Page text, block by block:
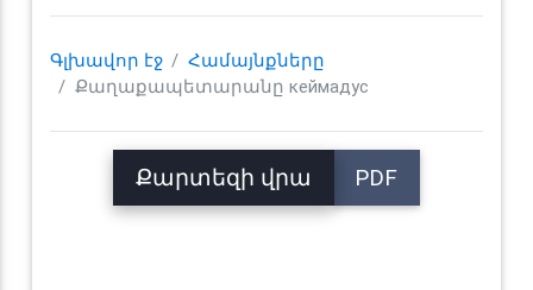
Գլխավոր էջ
Համայնքները
Քաղաքապետարանը кеймадус
Քարտեզի վրա PDF